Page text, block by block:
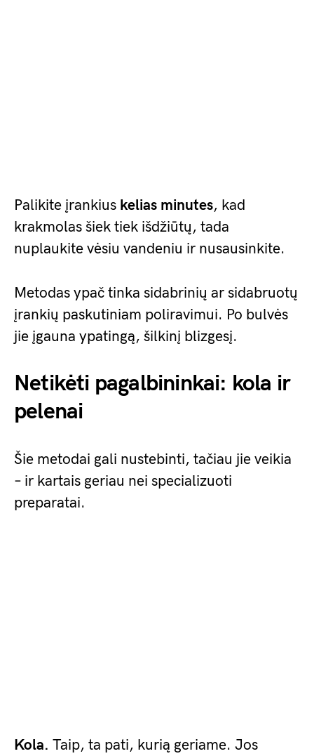
Palikite įrankius kelias minutes, kad
krakmolas šiek tiek išdžiūtų, tada
nuplaukite vėsiu vandeniu ir nusausinkite.
Metodas ypač tinka sidabrinių ar sidabruotų
įrankių paskutiniam poliravimui. Po bulvės
jie įgauna ypatingą, šilkinį blizgesį.
Netikėti pagalbininkai: kola ir
pelenai
Šie metodai gali nustebinti, tačiau jie veikia
– ir kartais geriau nei specializuoti
preparatai.
Kola. Taip, ta pati, kurią geriame. Jos